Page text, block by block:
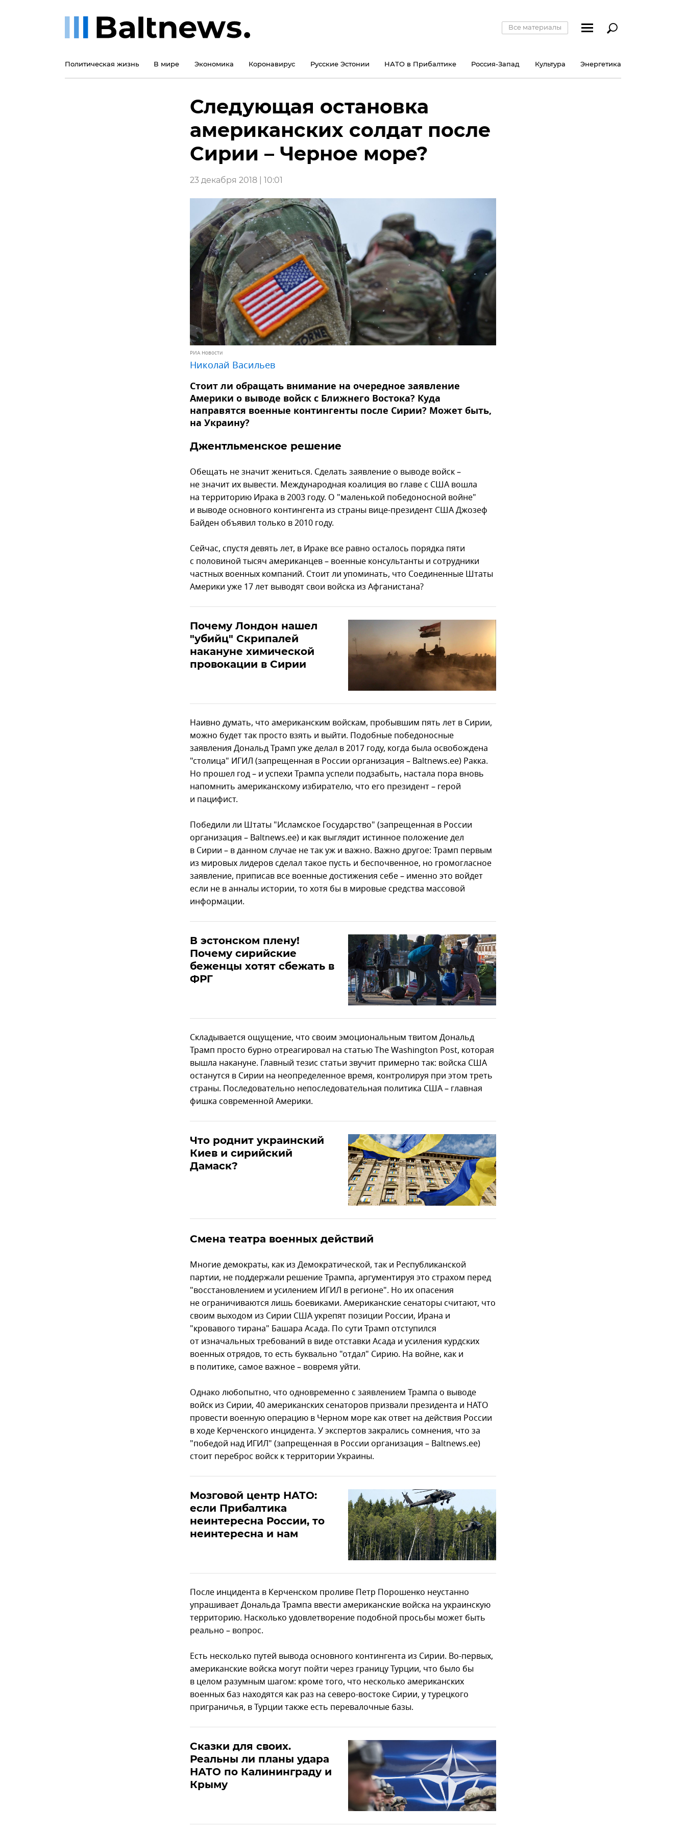
Все материалы
Политическая жизнь В мире Экономика Коронавирус Русские Эстонии НАТО в Прибалтике Россия-Запад Культура Энергетика
Следующая остановка
американских солдат после
Сирии – Черное море?
23 декабря 2018 | 10:01
РИА Новости
Николай Васильев
Стоит ли обращать внимание на очередное заявление
Америки о выводе войск с Ближнего Востока? Куда
направятся военные контингенты после Сирии? Может быть,
на Украину?
Джентльменское решение
Обещать не значит жениться. Сделать заявление о выводе войск –
не значит их вывести. Международная коалиция во главе с США вошла
на территорию Ирака в 2003 году. О "маленькой победоносной войне"
и выводе основного контингента из страны вице-президент США Джозеф
Байден объявил только в 2010 году.
Сейчас, спустя девять лет, в Ираке все равно осталось порядка пяти
с половиной тысяч американцев – военные консультанты и сотрудники
частных военных компаний. Стоит ли упоминать, что Соединенные Штаты
Америки уже 17 лет выводят свои войска из Афганистана?
Почему Лондон нашел
"убийц" Скрипалей
накануне химической
провокации в Сирии
Наивно думать, что американским войскам, пробывшим пять лет в Сирии,
можно будет так просто взять и выйти. Подобные победоносные
заявления Дональд Трамп уже делал в 2017 году, когда была освобождена
"столица" ИГИЛ (запрещенная в России организация – Baltnews.ee) Ракка.
Но прошел год – и успехи Трампа успели подзабыть, настала пора вновь
напомнить американскому избирателю, что его президент – герой
и пацифист.
Победили ли Штаты "Исламское Государство" (запрещенная в России
организация – Baltnews.ee) и как выглядит истинное положение дел
в Сирии – в данном случае не так уж и важно. Важно другое: Трамп первым
из мировых лидеров сделал такое пусть и беспочвенное, но громогласное
заявление, приписав все военные достижения себе – именно это войдет
если не в анналы истории, то хотя бы в мировые средства массовой
информации.
В эстонском плену!
Почему сирийские
беженцы хотят сбежать в
ФРГ
Складывается ощущение, что своим эмоциональным твитом Дональд
Трамп просто бурно отреагировал на статью The Washington Post, которая
вышла накануне. Главный тезис статьи звучит примерно так: войска США
останутся в Сирии на неопределенное время, контролируя при этом треть
страны. Последовательно непоследовательная политика США – главная
фишка современной Америки.
Что роднит украинский
Киев и сирийский
Дамаск?
Смена театра военных действий
Многие демократы, как из Демократической, так и Республиканской
партии, не поддержали решение Трампа, аргументируя это страхом перед
"восстановлением и усилением ИГИЛ в регионе". Но их опасения
не ограничиваются лишь боевиками. Американские сенаторы считают, что
своим выходом из Сирии США укрепят позиции России, Ирана и
"кровавого тирана" Башара Асада. По сути Трамп отступился
от изначальных требований в виде отставки Асада и усиления курдских
военных отрядов, то есть буквально "отдал" Сирию. На войне, как и
в политике, самое важное – вовремя уйти.
Однако любопытно, что одновременно с заявлением Трампа о выводе
войск из Сирии, 40 американских сенаторов призвали президента и НАТО
провести военную операцию в Черном море как ответ на действия России
в ходе Керченского инцидента. У экспертов закрались сомнения, что за
"победой над ИГИЛ" (запрещенная в России организация – Baltnews.ee)
стоит переброс войск к территории Украины.
Мозговой центр НАТО:
если Прибалтика
неинтересна России, то
неинтересна и нам
После инцидента в Керченском проливе Петр Порошенко неустанно
упрашивает Дональда Трампа ввести американские войска на украинскую
территорию. Насколько удовлетворение подобной просьбы может быть
реально – вопрос.
Есть несколько путей вывода основного контингента из Сирии. Во-первых,
американские войска могут пойти через границу Турции, что было бы
в целом разумным шагом: кроме того, что несколько американских
военных баз находятся как раз на северо-востоке Сирии, у турецкого
приграничья, в Турции также есть перевалочные базы.
Сказки для своих.
Реальны ли планы удара
НАТО по Калининграду и
Крыму